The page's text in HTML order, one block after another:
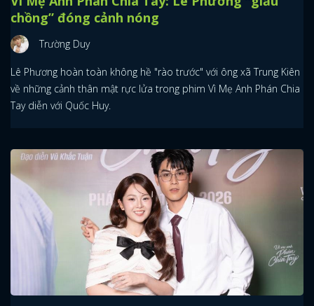
chồng” đóng cảnh nóng
Trường Duy
Lê Phương hoàn toàn không hề "rào trước" với ông xã Trung Kiên
về những cảnh thân mật rực lửa trong phim Vì Mẹ Anh Phán Chia
Tay diễn với Quốc Huy.